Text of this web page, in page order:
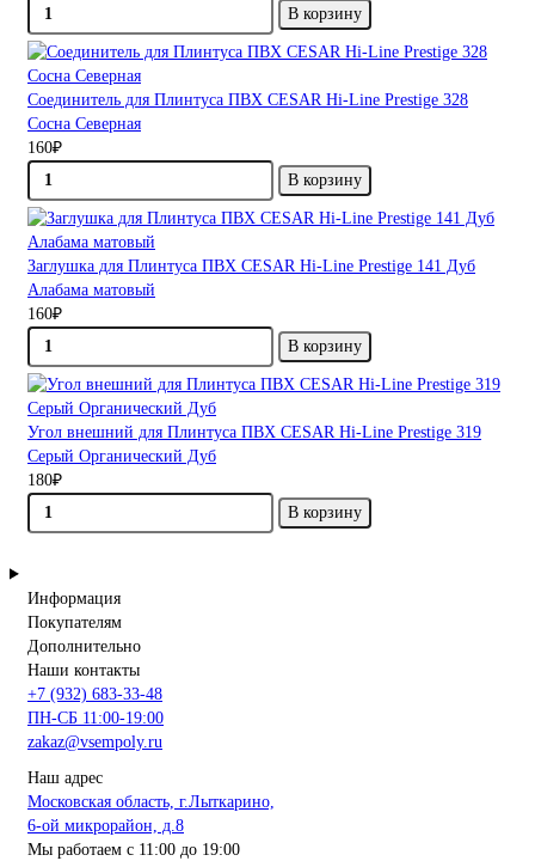
В корзину
Соединитель для Плинтуса ПВХ CESAR Hi-Line Prestige 328
Сосна Северная
160₽
В корзину
Заглушка для Плинтуса ПВХ CESAR Hi-Line Prestige 141 Дуб
Алабама матовый
160₽
В корзину
Угол внешний для Плинтуса ПВХ CESAR Hi-Line Prestige 319
Серый Органический Дуб
180₽
В корзину
Информация
Покупателям
Дополнительно
Наши контакты
+7 (932) 683-33-48
ПН-СБ 11:00-19:00
zakaz@vsempoly.ru
Наш адрес
Московская область, г.Лыткарино,
6-ой микрорайон, д.8
Мы работаем с 11:00 до 19:00